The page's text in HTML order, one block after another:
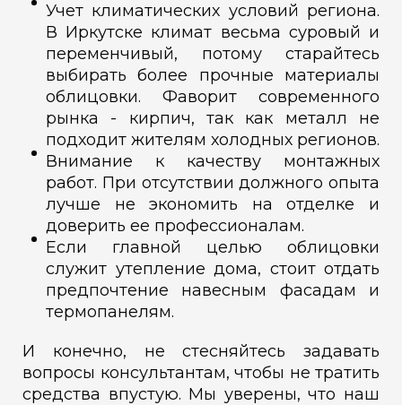
Учет климатических условий региона.
В Иркутске климат весьма суровый и
переменчивый, потому старайтесь
выбирать более прочные материалы
облицовки. Фаворит современного
рынка - кирпич, так как металл не
подходит жителям холодных регионов.
Внимание к качеству монтажных
работ. При отсутствии должного опыта
лучше не экономить на отделке и
доверить ее профессионалам.
Если главной целью облицовки
служит утепление дома, стоит отдать
предпочтение навесным фасадам и
термопанелям.
И конечно, не стесняйтесь задавать
вопросы консультантам, чтобы не тратить
средства впустую. Мы уверены, что наш